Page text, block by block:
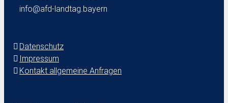
info@afd-landtag.bayern
Datenschutz
Impressum
Kontakt allgemeine Anfragen